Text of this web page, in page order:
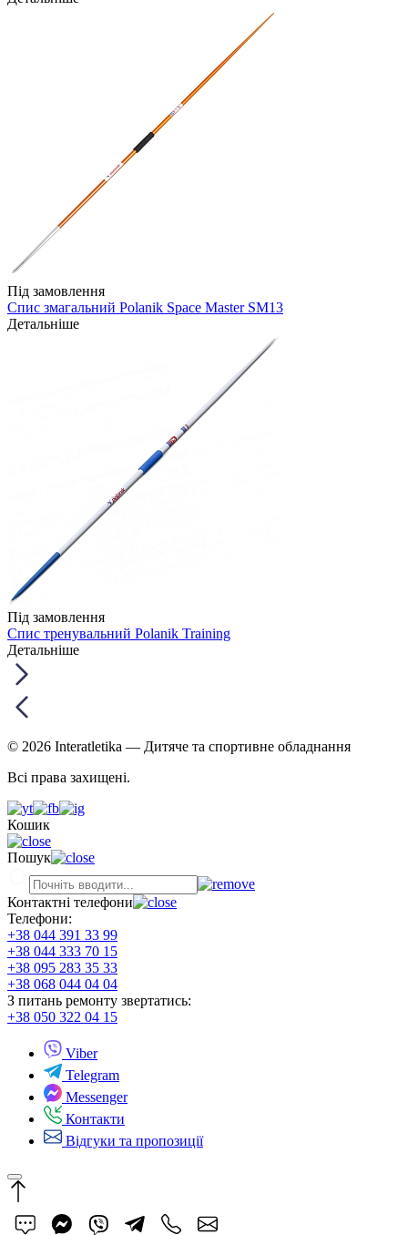
Під замовлення
Спис змагальний Polanik Space Master SM13
Детальніше
Під замовлення
Спис тренувальний Polanik Training
Детальніше
© 2026 Interatletika — Дитяче та спортивне обладнання
Всі права захищені.
Кошик
Пошук
Контактні телефони
Телефони:
+38 044 391 33 99
+38 044 333 70 15
+38 095 283 35 33
+38 068 044 04 04
З питань ремонту звертатись:
+38 050 322 04 15
Viber
Telegram
Messenger
Контакти
Відгуки та пропозиції